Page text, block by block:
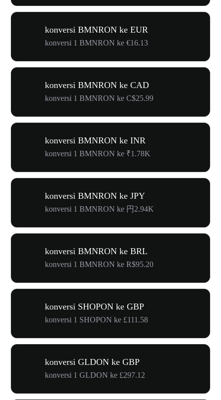
konversi BMNRON ke EUR
konversi 1 BMNRON ke €16.13
konversi BMNRON ke CAD
konversi 1 BMNRON ke C$25.99
konversi BMNRON ke INR
konversi 1 BMNRON ke ₹1.78K
konversi BMNRON ke JPY
konversi 1 BMNRON ke 円2.94K
konversi BMNRON ke BRL
konversi 1 BMNRON ke R$95.20
konversi SHOPON ke GBP
konversi 1 SHOPON ke £111.58
konversi GLDON ke GBP
konversi 1 GLDON ke £297.12